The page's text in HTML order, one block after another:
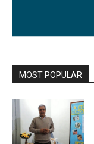
MOST POPULAR